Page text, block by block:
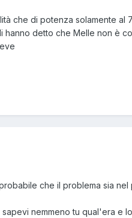
che di potenza solamente al
hanno detto che Melle non è
probabile che il problema sia
nemmeno tu qual'era e